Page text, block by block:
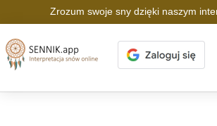
Zrozum swoje sny dzięki naszym